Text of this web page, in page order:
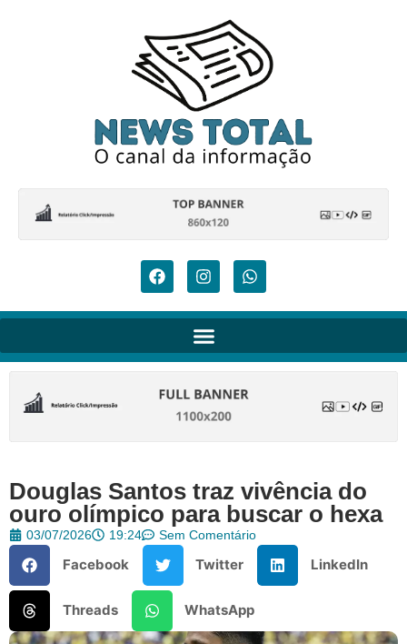
Douglas Santos traz vivência do
ouro olímpico para buscar o hexa
03/07/2026 19:24 Sem Comentário
Facebook Twitter LinkedIn
Threads WhatsApp